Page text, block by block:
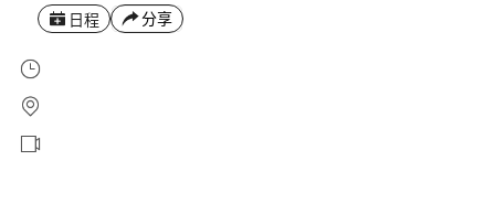
日程 分享